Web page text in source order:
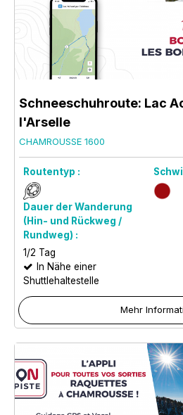
Schneeschuhroute: Lac
l'Arselle
CHAMROUSSE 1600
Routentyp :
Dauer der Wanderung
(Hin- und Rückweg /
Rundweg) :
1/2 Tag
In Nähe einer
Shuttlehaltestelle
Mehr